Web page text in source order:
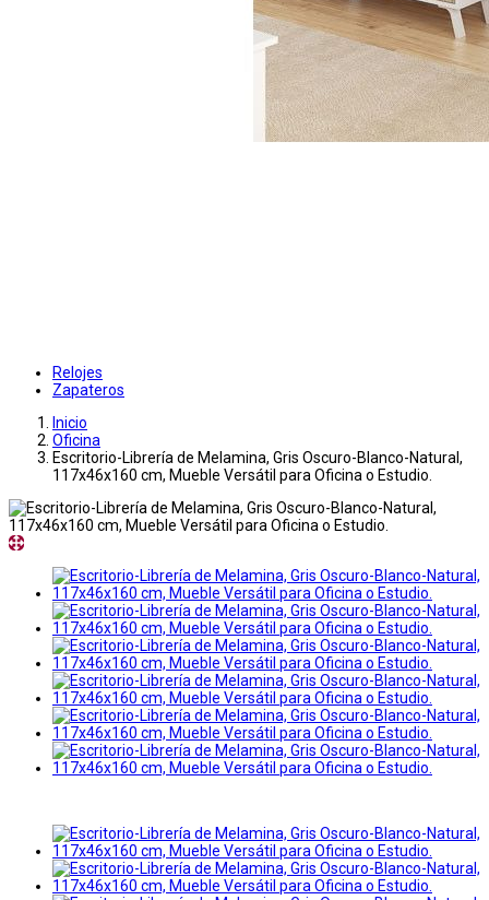
Relojes
Zapateros
Inicio
Oficina
Escritorio-Librería de Melamina, Gris Oscuro-Blanco-Natural,
117x46x160 cm, Mueble Versátil para Oficina o Estudio.